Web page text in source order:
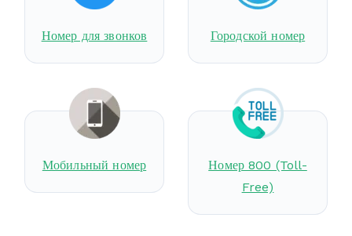
Номер для звонков Городской номер
Мобильный номер
Номер 800 (Toll-
Free)